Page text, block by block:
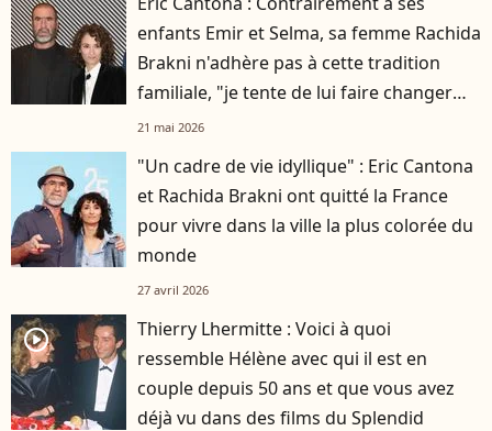
enfants Emir et Selma, sa femme Rachida
Brakni n'adhère pas à cette tradition
familiale, "je tente de lui faire changer
d'avis"
21 mai 2026
"Un cadre de vie idyllique" : Eric Cantona
et Rachida Brakni ont quitté la France
pour vivre dans la ville la plus colorée du
monde
27 avril 2026
player2
Thierry Lhermitte : Voici à quoi
ressemble Hélène avec qui il est en
couple depuis 50 ans et que vous avez
déjà vu dans des films du Splendid